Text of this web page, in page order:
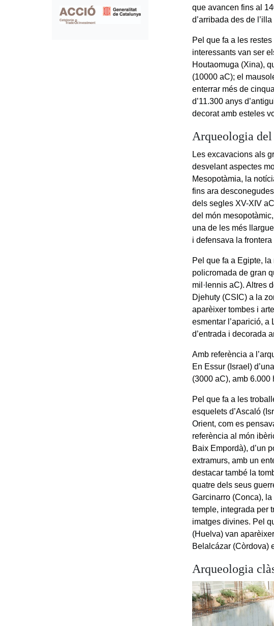
que avancen fins al
d’arribada des de
Pel que fa a les
interessants van ser
Houtaomuga (Xina),
(10000 aC); el
enterrar més de
d’11.300 anys
decorat amb esteles
Arqueologia
Les excavacions als
desvelant aspectes
Mesopotàmia, la
fins ara
dels segles XV-XIV
del món
una de les més
i defensava la
Pel que fa a Egipte,
policromada de gran
mil·lennis aC). Altres
Djehuty (CSIC) a la
aparèixer tombes i
esmentar l’aparició, a
d’entrada i decorada
Amb referència a
En Essur (Israel)
(3000 aC), amb 6.000
Pel que fa a les
esquelets d’Ascaló
Orient, com es
referència al món
Baix Empordà), d’un
extramurs, amb un
destacar també la
quatre dels seus
Garcinarro (Conca),
temple, integrada per
imatges divines. Pel
(Huelva) van
Belalcázar (Còrdova)
Arqueologia